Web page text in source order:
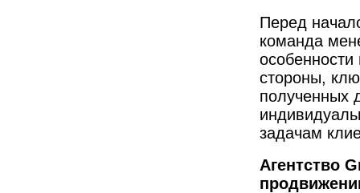
Перед
команда
стороны,
полученных
задачам
Агентство